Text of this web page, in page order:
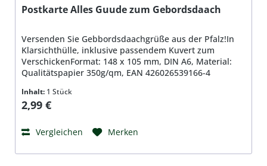
Postkarte Alles Guude zum Gebordsdaach
Versenden Sie Gebbordsdaachgrüße aus der Pfalz!In
Klarsichthülle, inklusive passendem Kuvert zum
VerschickenFormat: 148 x 105 mm, DIN A6, Material:
Qualitätspapier 350g/qm, EAN 426026539166-4
Inhalt: 1 Stück
Regulärer Preis:
2,99 €
Vergleichen Merken